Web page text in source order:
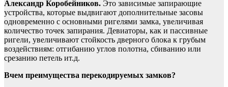
Александр Коробейников. Это зависимые запирающие
устройства, которые выдвигают дополнительные засовы
одновременно с основными ригелями замка, увеличивая
количество точек запирания. Девиаторы, как и пассивные
ригели, увеличивают стойкость дверного блока к грубым
воздействиям: отгибанию углов полотна, сбиванию или
срезанию петель ит.д.
Вчем преимущества перекодируемых замков?